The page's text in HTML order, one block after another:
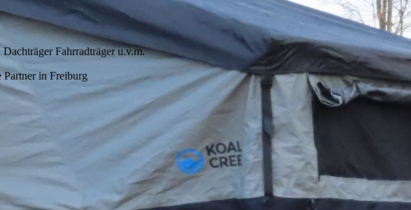
Fahrradträger u.v.m.
Partner in Freiburg